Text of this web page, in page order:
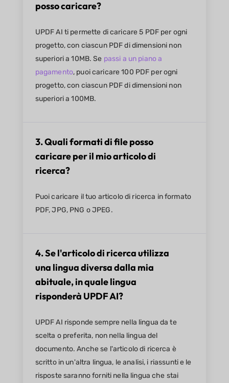
posso caricare?
UPDF AI ti permette di caricare 5 PDF per ogni
progetto, con ciascun PDF di dimensioni non
superiori a 10MB. Se passi a un piano a
pagamento, puoi caricare 100 PDF per ogni
progetto, con ciascun PDF di dimensioni non
superiori a 100MB.
3. Quali formati di file posso
caricare per il mio articolo di
ricerca?
Puoi caricare il tuo articolo di ricerca in formato
PDF, JPG, PNG o JPEG.
4. Se l'articolo di ricerca utilizza
una lingua diversa dalla mia
abituale, in quale lingua
risponderà UPDF AI?
UPDF AI risponde sempre nella lingua da te
scelta o preferita, non nella lingua del
documento. Anche se l'articolo di ricerca è
scritto in un'altra lingua, le analisi, i riassunti e le
risposte saranno forniti nella lingua che stai